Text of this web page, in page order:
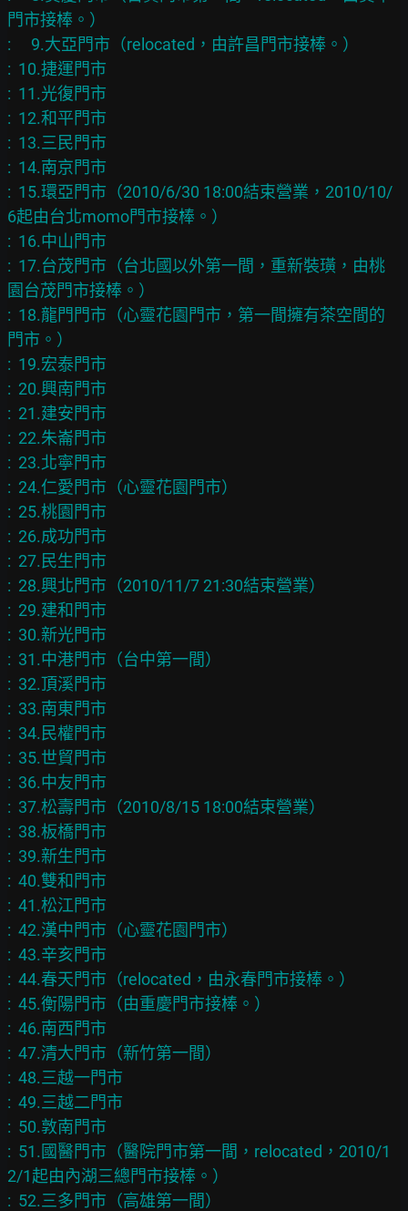
門市接棒。）
: 　9.大亞門市（relocated，由許昌門市接棒。）
:  10.捷運門市
:  11.光復門市
:  12.和平門市
:  13.三民門市
:  14.南京門市
:  15.環亞門市（2010/6/30 18:00結束營業，2010/10/
6起由台北momo門市接棒。）
:  16.中山門市
:  17.台茂門市（台北國以外第一間，重新裝璜，由桃
園台茂門市接棒。）
:  18.龍門門市（心靈花園門市，第一間擁有茶空間的
門市。）
:  19.宏泰門市
:  20.興南門市
:  21.建安門市
:  22.朱崙門市
:  23.北寧門市
:  24.仁愛門市（心靈花園門市）
:  25.桃園門市
:  26.成功門市
:  27.民生門市
:  28.興北門市（2010/11/7 21:30結束營業）
:  29.建和門市
:  30.新光門市
:  31.中港門市（台中第一間）
:  32.頂溪門市
:  33.南東門市
:  34.民權門市
:  35.世貿門市
:  36.中友門市
:  37.松壽門市（2010/8/15 18:00結束營業）
:  38.板橋門市
:  39.新生門市
:  40.雙和門市
:  41.松江門市
:  42.漢中門市（心靈花園門市）
:  43.辛亥門市
:  44.春天門市（relocated，由永春門市接棒。）
:  45.衡陽門市（由重慶門市接棒。）
:  46.南西門市
:  47.清大門市（新竹第一間）
:  48.三越一門市
:  49.三越二門市
:  50.敦南門市
:  51.國醫門市（醫院門市第一間，relocated，2010/1
2/1起由內湖三總門市接棒。）
:  52.三多門市（高雄第一間）